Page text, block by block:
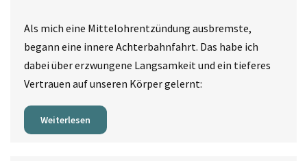
Als mich eine Mittelohrentzündung ausbremste,
begann eine innere Achterbahnfahrt. Das habe ich
dabei über erzwungene Langsamkeit und ein tieferes
Vertrauen auf unseren Körper gelernt:
Weiterlesen